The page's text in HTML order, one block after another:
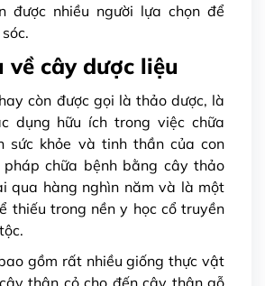
được nhiều người lựa chọn để
về cây dược liệu
còn được gọi là thảo dược, là
dụng hữu ích trong việc chữa
sức khỏe và tinh thần của con
pháp chữa bệnh bằng cây thảo
qua hàng nghìn năm và là một
thiếu trong nền y học cổ truyền
gồm rất nhiều giống thực vật
thân cỏ cho đến cây thân gỗ